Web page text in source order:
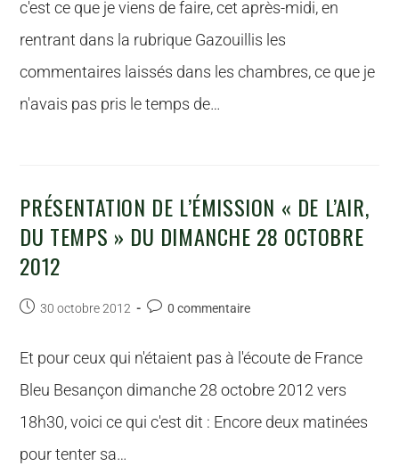
c'est ce que je viens de faire, cet après-midi, en
rentrant dans la rubrique Gazouillis les
commentaires laissés dans les chambres, ce que je
n'avais pas pris le temps de…
PRÉSENTATION DE L’ÉMISSION « DE L’AIR,
DU TEMPS » DU DIMANCHE 28 OCTOBRE
2012
30 octobre 2012 0 commentaire
Et pour ceux qui n'étaient pas à l'écoute de France
Bleu Besançon dimanche 28 octobre 2012 vers
18h30, voici ce qui c'est dit : Encore deux matinées
pour tenter sa…